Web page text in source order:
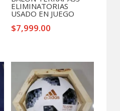
ELIMINATORIAS
USADO EN JUEGO
$7,999.00